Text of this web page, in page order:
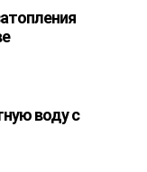
воду с